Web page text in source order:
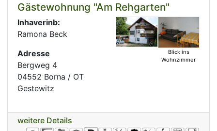
Gästewohnung "Am Rehgarten"
Inhaverinb:
Ramona Beck
Adresse
Bergweg 4
04552 Borna / OT
Gestewitz
Blick ins
Wohnzimmer
weitere Details